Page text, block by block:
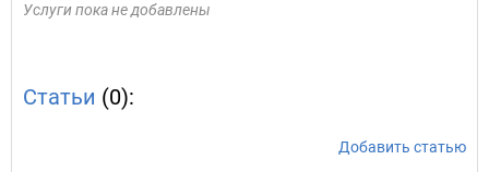
Услуги пока не добавлены
Статьи (0):
Добавить статью